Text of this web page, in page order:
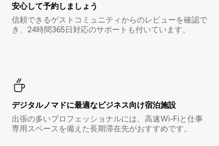
安心して予約しましょう
信頼できるゲストコミュニティからのレビューを確認で
き、24時間365日対応のサポートも付いています。
デジタルノマド⁠に最⁠適⁠なビ⁠ジ⁠ネ⁠ス⁠向⁠け宿⁠泊⁠施⁠設
出張の多いプロフェッショナルには、高速Wi-Fiと仕事
専用スペースを備えた長期滞在先がおすすめです。